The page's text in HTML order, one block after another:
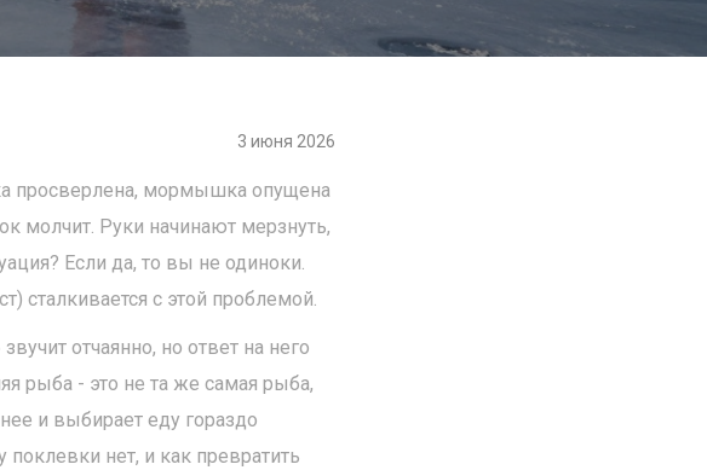
3 июня 2026
просверлена, мормышка опущена
молчит. Руки начинают мерзнуть,
Если да, то вы не одиноки.
сталкивается с этой проблемой.
отчаянно, но ответ на него
рыба - это не та же самая рыба,
и выбирает еду гораздо
нет, и как превратить